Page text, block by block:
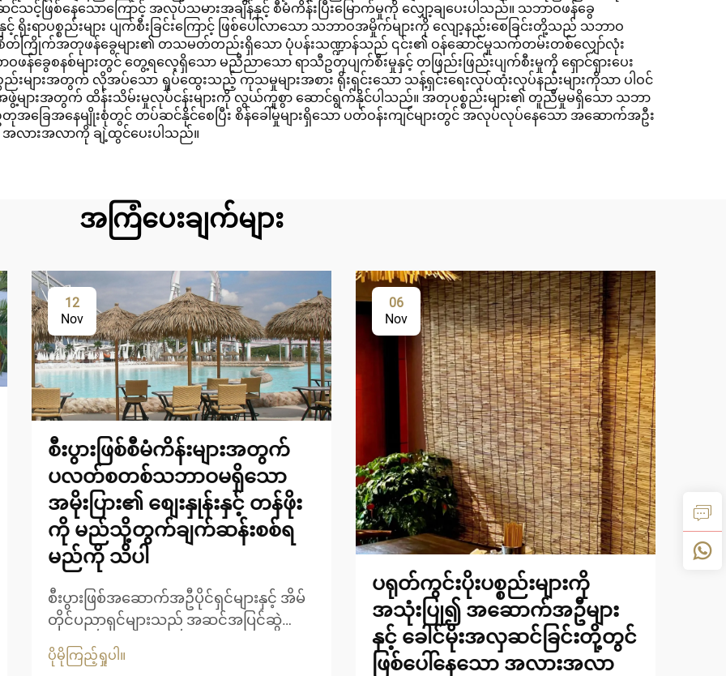
ဖြစ်နေသောကြောင့် အလုပ်သမားအချိန်နှင့် စီမံကိန်းပြီးမြောက်မှုကို လျှော့ချပေးပါသည်။ သဘာဝဖန်ခွေ
ရိုးရာပစ္စည်းများ ပျက်စီးခြင်းကြောင့် ဖြစ်ပေါ်လာသော သဘာဝအမှိုက်များကို လျော့နည်းစေခြင်းတို့သည် သဘာဝ
ည်။ စိတ်ကြိုက်အတုဖန်ခွေများ၏ တသမတ်တည်းရှိသော ပုံပန်းသဏ္ဍာန်သည် ၎င်း၏ ဝန်ဆောင်မှုသက်တမ်းတစ်လျှော်လုံး
ခွေစနစ်များတွင် တွေ့ရလေ့ရှိသော မညီညာသော ရာသီဥတုပျက်စီးမှုနှင့် တဖြည်းဖြည်းပျက်စီးမှုကို ရှောင်ရှားပေး
ည်းများအတွက် လိုအပ်သော ရှုပ်ထွေးသည့် ကုသမှုများအစား ရိုးရှင်းသော သန့်ရှင်းရေးလုပ်ထုံးလုပ်နည်းများကိုသာ ပါဝင်
များအတွက် ထိန်းသိမ်းမှုလုပ်ငန်းများကို လွယ်ကူစွာ ဆောင်ရွက်နိုင်ပါသည်။ အတုပစ္စည်းများ၏ တူညီမှုမရှိသော သဘာ
အခြေအနေမျိုးစုံတွင် တပ်ဆင်နိုင်စေပြီး စိန်ခေါ်မှုများရှိသော ပတ်ဝန်းကျင်များတွင် အလုပ်လုပ်နေသော အဆောက်အဦး
အလားအလာကို ချဲ့ထွင်ပေးပါသည်။
အကြံပေးချက်များ
12
Nov
စီးပွားဖြစ်စီမံကိန်းများအတွက်
ပလတ်စတစ်သဘာဝမရှိသော
အမိုးပြား၏ စျေးနှုန်းနှင့် တန်ဖိုး
ကို မည်သို့တွက်ချက်ဆန်းစစ်ရ
မည်ကို သိပါ
စီးပွားဖြစ်အဆောက်အဦပိုင်ရှင်များနှင့် အိမ်
တိုင်ပညာရှင်များသည် အဆင်အပြင်ဆွဲ
ထားသော အိမ်ခေါင်မိုးဖြေရှင်းနည်းများကို
ပိုမိုကြည့်ရှုပါ။
06
Nov
ပရုတ်ကွင်းပိုးပစ္စည်းများကို
အသုံးပြု၍ အဆောက်အဦများ
နှင့် ခေါင်မိုးအလှဆင်ခြင်းတို့တွင်
ဖြစ်ပေါ်နေသော အလားအလာ